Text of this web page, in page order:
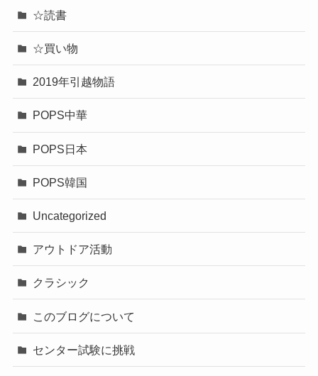
☆読書
☆買い物
2019年引越物語
POPS中華
POPS日本
POPS韓国
Uncategorized
アウトドア活動
クラシック
このブログについて
センター試験に挑戦